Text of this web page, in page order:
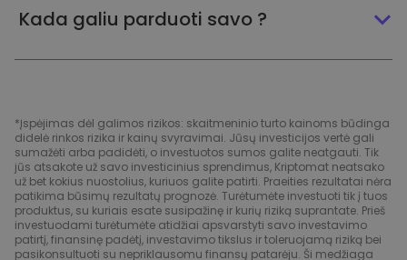
Kada galiu parduoti savo ?
*Įspėjimas dėl galimos rizikos: skaitmeninio turto kainoms būdinga
didelė rinkos rizika ir kainų svyravimai. Jūsų investicijos vertė gali
sumažėti arba padidėti, o investuotos sumos galite neatgauti. Tik
jūs atsakote už savo investicinius sprendimus, Kriptomat neatsako
už bet kokius nuostolius, kuriuos galite patirti. Praeities rezultatai nėra
patikima būsimų rezultatų prognozė. Turėtumėte investuoti tik į tuos
produktus, su kuriais esate susipažinę ir kurių riziką suprantate. Prieš
investuodami turėtumėte atidžiai apsvarstyti savo investavimo
patirtį, finansinę padėtį, investavimo tikslus ir toleruojamą riziką bei
pasikonsultuoti su nepriklausomu finansų patarėju. Ši medžiaga